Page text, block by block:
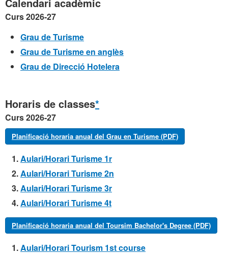
Curs 2026-27
Grau de Turisme
Grau de Turisme en anglès
Grau de Direcció Hotelera
Horaris de classes*
Curs 2026-27
Planificació horaria anual del Grau en Turisme (PDF)
Aulari/Horari Turisme 1r
Aulari/Horari Turisme 2n
Aulari/Horari Turisme 3r
Aulari/Horari Turisme 4t
Planificació horaria anual del Toursim Bachelor's Degree (PDF)
Aulari/Horari Tourism 1st course